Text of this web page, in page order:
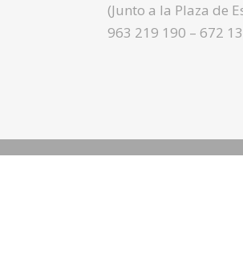
(Junto a la Plaza de
963 219 190 –672